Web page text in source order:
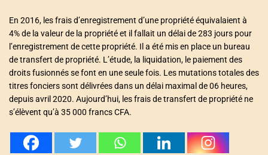
En 2016, les frais d’enregistrement d’une propriété équivalaient à
4% de la valeur de la propriété et il fallait un délai de 283 jours pour
l’enregistrement de cette propriété. Il a été mis en place un bureau
de transfert de propriété. L’étude, la liquidation, le paiement des
droits fusionnés se font en une seule fois. Les mutations totales des
titres fonciers sont délivrées dans un délai maximal de 06 heures,
depuis avril 2020. Aujourd’hui, les frais de transfert de propriété ne
s’élèvent qu’à 35 000 francs CFA.